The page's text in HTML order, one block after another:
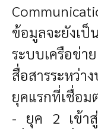
ข้อมูลจะยังเ
ระบบเครือข่
สื่อสารระหว่า
ยุคแรกที่เชื่อม
- ยุค 2 เข้า